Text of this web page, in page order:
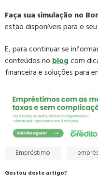
Faça sua simulação no
estão disponíveis para o
E, para continuar se
conteúdos noblogcom
financeira e soluções para
Gostou deste artigo?
Empréstimo